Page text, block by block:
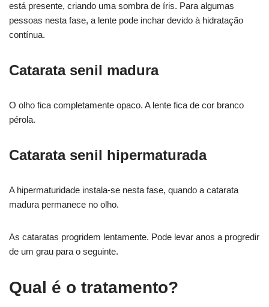
está presente, criando uma sombra de íris. Para algumas
pessoas nesta fase, a lente pode inchar devido à hidratação
contínua.
Catarata senil madura
O olho fica completamente opaco. A lente fica de cor branco
pérola.
Catarata senil hipermaturada
A hipermaturidade instala-se nesta fase, quando a catarata
madura permanece no olho.
As cataratas progridem lentamente. Pode levar anos a progredir
de um grau para o seguinte.
Qual é o tratamento?